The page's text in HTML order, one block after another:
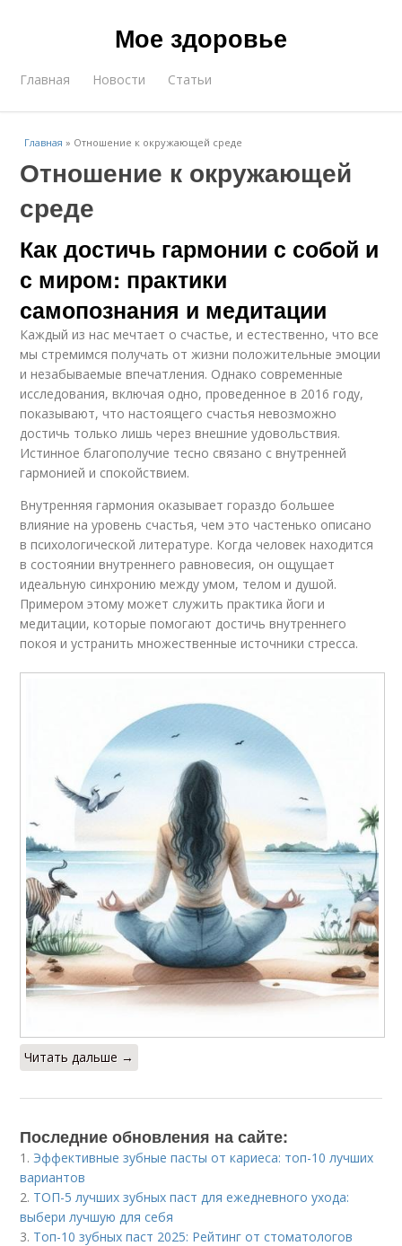
Мое здоровье
Главная Новости Статьи
Главная » Отношение к окружающей среде
Отношение к окружающей
среде
Как достичь гармонии с собой и
с миром: практики
самопознания и медитации
Каждый из нас мечтает о счастье, и естественно, что все
мы стремимся получать от жизни положительные эмоции
и незабываемые впечатления. Однако современные
исследования, включая одно, проведенное в 2016 году,
показывают, что настоящего счастья невозможно
достичь только лишь через внешние удовольствия.
Истинное благополучие тесно связано с внутренней
гармонией и спокойствием.
Внутренняя гармония оказывает гораздо большее
влияние на уровень счастья, чем это частенько описано
в психологической литературе. Когда человек находится
в состоянии внутреннего равновесия, он ощущает
идеальную синхронию между умом, телом и душой.
Примером этому может служить практика йоги и
медитации, которые помогают достичь внутреннего
покоя и устранить множественные источники стресса.
Читать дальше →
Последние обновления на сайте:
1. Эффективные зубные пасты от кариеса: топ-10 лучших
вариантов
2. ТОП-5 лучших зубных паст для ежедневного ухода:
выбери лучшую для себя
3. Топ-10 зубных паст 2025: Рейтинг от стоматологов